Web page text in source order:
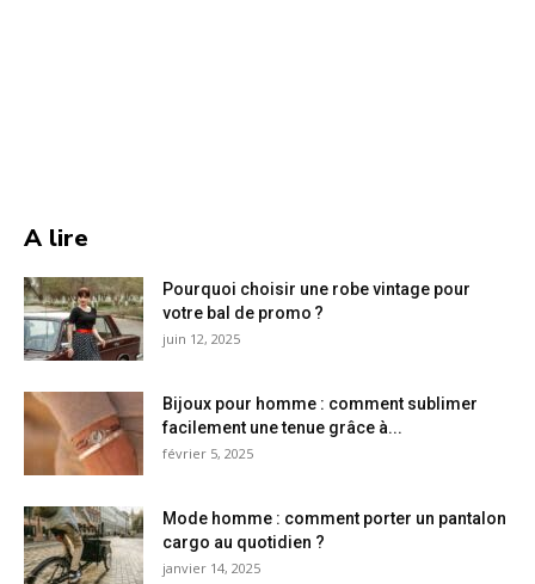
A lire
Pourquoi choisir une robe vintage pour
votre bal de promo ?
juin 12, 2025
Bijoux pour homme : comment sublimer
facilement une tenue grâce à...
février 5, 2025
Mode homme : comment porter un pantalon
cargo au quotidien ?
janvier 14, 2025